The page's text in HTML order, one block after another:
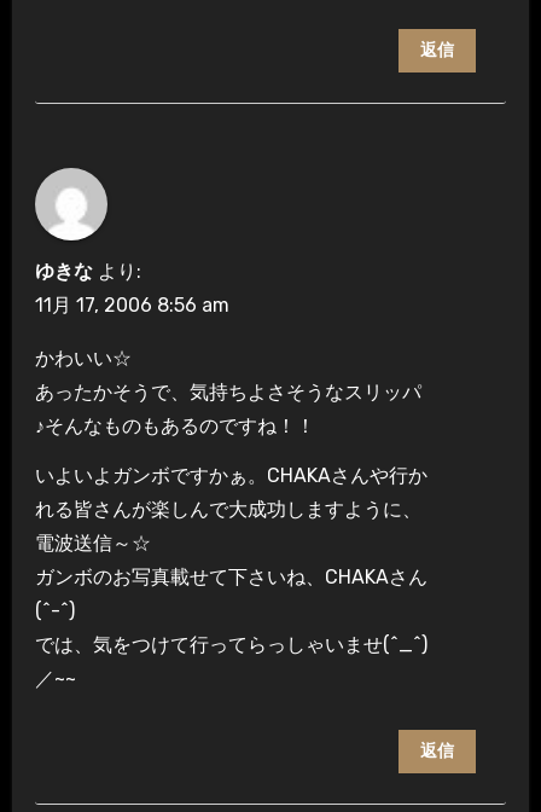
返信
ゆきな より:
11月 17, 2006 8:56 am
かわいい☆
あったかそうで、気持ちよさそうなスリッパ
♪そんなものもあるのですね！！
いよいよガンボですかぁ。CHAKAさんや行か
れる皆さんが楽しんで大成功しますように、
電波送信～☆
ガンボのお写真載せて下さいね、CHAKAさん
(^-^)
では、気をつけて行ってらっしゃいませ(^_^)
／~~
返信